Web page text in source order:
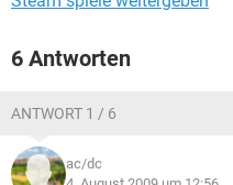
6 Antworten
ANTWORT 1 / 6
ac/dc